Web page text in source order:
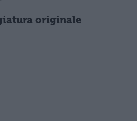
originale